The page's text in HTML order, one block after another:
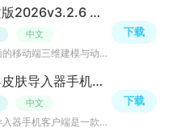
Prisma3D建模中文版2026v3.2.6 最新版
中文
Prisma3D是一款功能全面的移动端三维建模与动画创作工具，支持网格建模的精细化点线面编辑、对象动画关键帧
下载
Prisma3D我的世界皮肤导入器手机客户端v3.1.4免费版
中文
Prisma3D我的世界皮肤导入器手机客户端是一款我的世界导入皮肤背包软件，支持一键制作像素游戏专属皮肤、di
下载